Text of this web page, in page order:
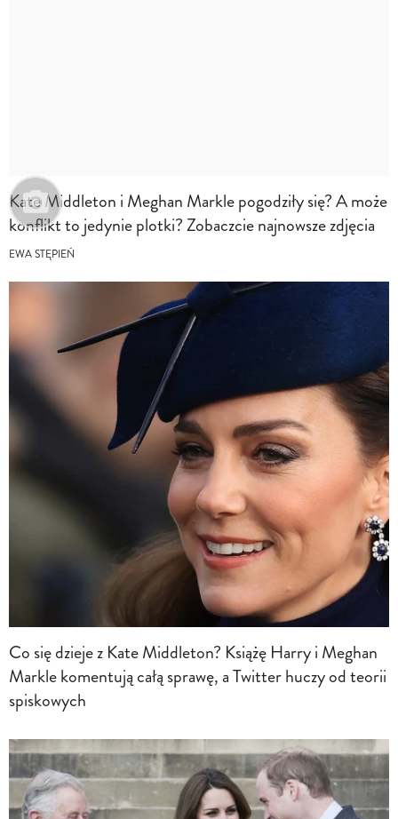
Kate Middleton i Meghan Markle pogodziły się? A może
konflikt to jedynie plotki? Zobaczcie najnowsze zdjęcia
EWA STĘPIEŃ
Co się dzieje z Kate Middleton? Książę Harry i Meghan
Markle komentują całą sprawę, a Twitter huczy od teorii
spiskowych